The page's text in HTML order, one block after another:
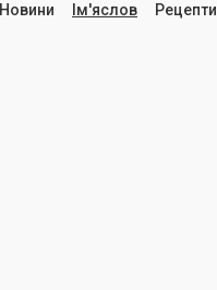
Новини Ім'яслов Рецепти